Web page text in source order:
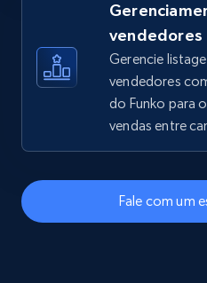
667+
Amazon sellers info
vendedores
Gerencie
vendedores
do Funko para
vendas entre
Fale com um